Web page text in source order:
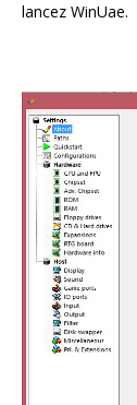
lancez WinUae.